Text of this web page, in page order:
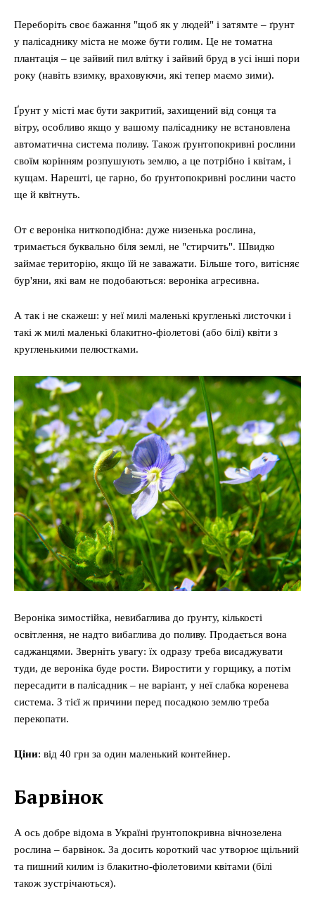
Переборіть своє бажання "щоб як у людей" і затямте – ґрунт
у палісаднику міста не може бути голим. Це не томатна
плантація – це зайвий пил влітку і зайвий бруд в усі інші пори
року (навіть взимку, враховуючи, які тепер маємо зими).
Ґрунт у місті має бути закритий, захищений від сонця та
вітру, особливо якщо у вашому палісаднику не встановлена
автоматична система поливу. Також ґрунтопокривні рослини
своїм корінням розпушують землю, а це потрібно і квітам, і
кущам. Нарешті, це гарно, бо ґрунтопокривні рослини часто
ще й квітнуть.
От є вероніка ниткоподібна: дуже низенька рослина,
тримається буквально біля землі, не "стирчить". Швидко
займає територію, якщо їй не заважати. Більше того, витісняє
бур'яни, які вам не подобаються: вероніка агресивна.
А так і не скажеш: у неї милі маленькі кругленькі листочки і
такі ж милі маленькі блакитно-фіолетові (або білі) квіти з
кругленькими пелюстками.
Вероніка зимостійка, невибаглива до ґрунту, кількості
освітлення, не надто вибаглива до поливу. Продається вона
саджанцями. Зверніть увагу: їх одразу треба висаджувати
туди, де вероніка буде рости. Виростити у горщику, а потім
пересадити в палісадник – не варіант, у неї слабка коренева
система. З тієї ж причини перед посадкою землю треба
перекопати.
Ціни: від 40 грн за один маленький контейнер.
Барвінок
А ось добре відома в Україні ґрунтопокривна вічнозелена
рослина – барвінок. За досить короткий час утворює щільний
та пишний килим із блакитно-фіолетовими квітами (білі
також зустрічаються).